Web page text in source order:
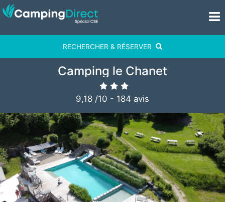
RECHERCHER & RÉSERVER
Camping le Chanet
9,18 /10 - 184 avis